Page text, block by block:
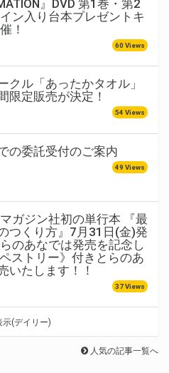
』DVD 第1巻・第2
ン入り台本プレゼントキ
！
60 Views
クル「あったかタオル」
限定販売が決定！
54 Views
の委託受付のご案内
49 Views
ガジン社初の単行本 『最
つくり方』7月31日(金)発
のあなでは発売を記念し
ストリー》付きとらのあ
いたします！！
37 Views
示(デイリー)
人気の記事一覧へ